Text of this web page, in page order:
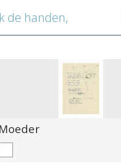
de handen,
Moeder